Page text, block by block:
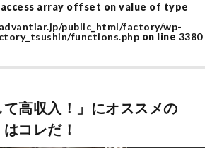
array offset on value of type
public_html/factory/wp-
functions.php on line 3380
て高収入！」にオススメの
コレだ！